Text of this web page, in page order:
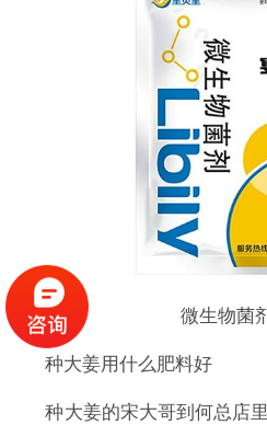
微生物菌
种大姜用什么肥料好
种大姜的宋大哥到何总店